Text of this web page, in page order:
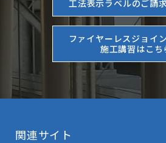
工法表示ラベルのご請
ファイヤーレスジョイ
施工講習はこち
関連サイト